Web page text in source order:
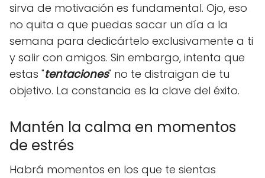
sirva de motivación es fundamental. Ojo, eso
no quita a que puedas sacar un día a la
semana para dedicártelo exclusivamente a ti
y salir con amigos. Sin embargo, intenta que
estas "tentaciones" no te distraigan de tu
objetivo. La constancia es la clave del éxito.
Mantén la calma en momentos
de estrés
Habrá momentos en los que te sientas